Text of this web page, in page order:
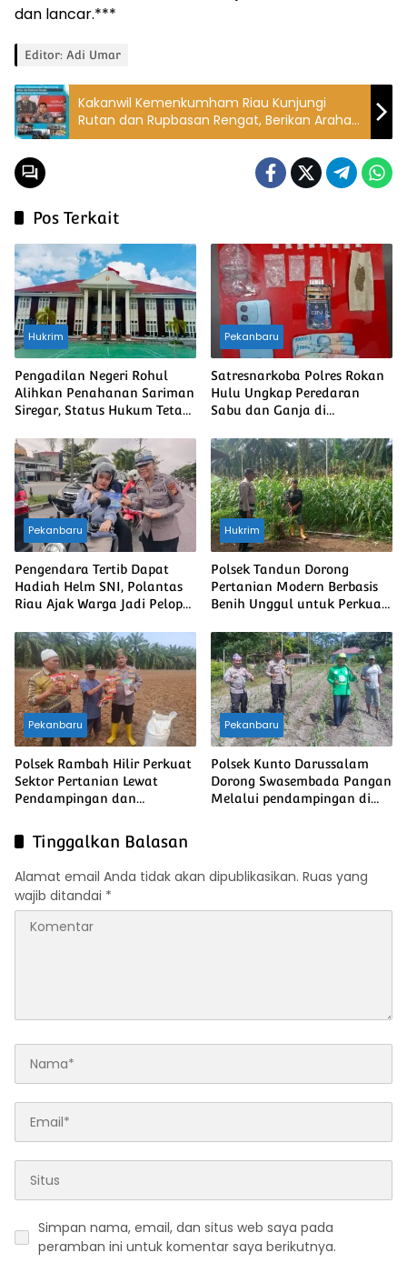
dan lancar.***
Editor: Adi Umar
Kakanwil Kemenkumham Riau Kunjungi
Rutan dan Rupbasan Rengat, Berikan Arahan
dan Penguatan
Pos Terkait
Hukrim
Pengadilan Negeri Rohul
Alihkan Penahanan Sariman
Siregar, Status Hukum Tetap
Pekanbaru
Satresnarkoba Polres Rokan
Hulu Ungkap Peredaran
Sabu dan Ganja di
Diamankan
Pekanbaru
Pengendara Tertib Dapat
Hadiah Helm SNI, Polantas
Riau Ajak Warga Jadi Pelopor
Hukrim
Polsek Tandun Dorong
Pertanian Modern Berbasis
Benih Unggul untuk Perkuat
Pekanbaru
Polsek Rambah Hilir Perkuat
Sektor Pertanian Lewat
Pendampingan dan
Swasembada Pangan
Nasional
Pekanbaru
Polsek Kunto Darussalam
Dorong Swasembada Pangan
Melalui pendampingan di
Tinggalkan Balasan
Alamat email Anda tidak akan dipublikasikan. Ruas yang
wajib ditandai *
Simpan nama, email, dan situs web saya pada
peramban ini untuk komentar saya berikutnya.